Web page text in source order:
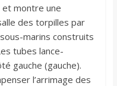
montre une
des torpilles par
marins construits
tubes lance-
gauche (gauche).
l’arrimage des